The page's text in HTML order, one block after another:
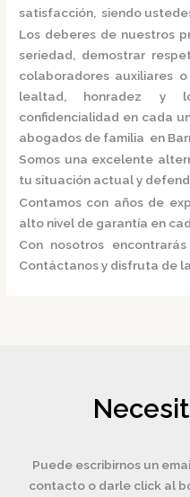
satisfacción, siendo
Los deberes de nuestros
seriedad, demostrar
colaboradores auxiliares
lealtad, honradez y
confidencialidad en cada
abogados de familia en
Somos una excelente
tu situación actual y
Contamos con años de
alto nivel de garantía en
Con nosotros
Contáctanos y disfruta de
Puede escribirnos un
contacto o darle click al